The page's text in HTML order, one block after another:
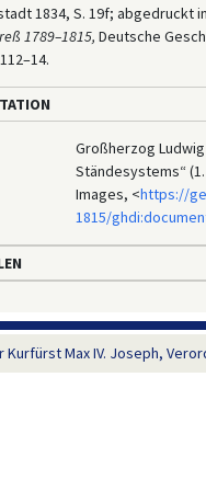
1834, S. 19f; abgedruckt
1789–1815, Deutsche
Großherzog
Ständesystems“
Images, <https://
1815/
Kurfürst Max IV. Joseph,